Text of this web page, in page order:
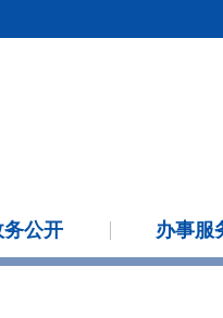
务公开 办事服